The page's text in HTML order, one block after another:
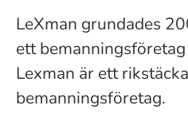
LeXman grundades
ett
Lexman är ett
bemanningsföretag.